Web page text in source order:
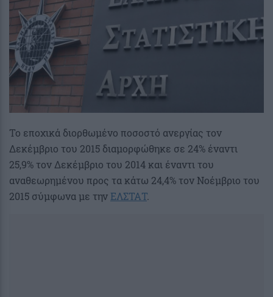
Το εποχικά διορθωμένο ποσοστό ανεργίας τον
Δεκέμβριο του 2015 διαμορφώθηκε σε 24% έναντι
25,9% τον Δεκέμβριο του 2014 και έναντι του
αναθεωρημένου προς τα κάτω 24,4% τον Νοέμβριο του
2015 σύμφωνα με την ΕΛΣΤΑΤ.